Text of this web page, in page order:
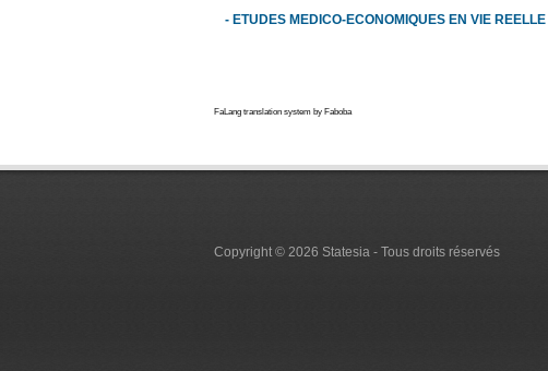
- ETUDES MEDICO-ECONOMIQUES EN VIE REELLE
FaLang translation system by Faboba
Copyright © 2026 Statesia - Tous droits réservés